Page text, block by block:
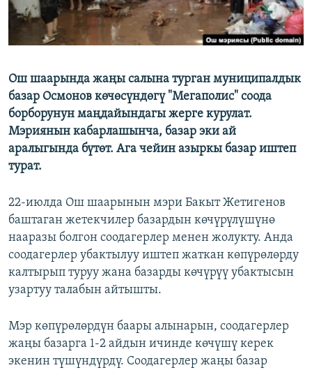
Ош шаарында жаңы салына турган муниципалдык
базар Осмонов көчөсүндөгү "Мегаполис" соода
борборунун маңдайындагы жерге курулат.
Мэриянын кабарлашынча, базар эки ай
аралыгында бүтөт. Ага чейин азыркы базар иштеп
турат.
22-июлда Ош шаарынын мэри Бакыт Жетигенов
баштаган жетекчилер базардын көчүрүлүшүнө
нааразы болгон соодагерлер менен жолукту. Анда
соодагерлер убактылуу иштеп жаткан көпүрөлөрду
калтырып туруу жана базарды көчүрүү убактысын
узартуу талабын айтышты.
Мэр көпүрөлөрдүн баары алынарын, соодагерлер
жаңы базарга 1-2 айдын ичинде көчүшү керек
экенин түшүндүрдү. Соодагерлер жаңы базар